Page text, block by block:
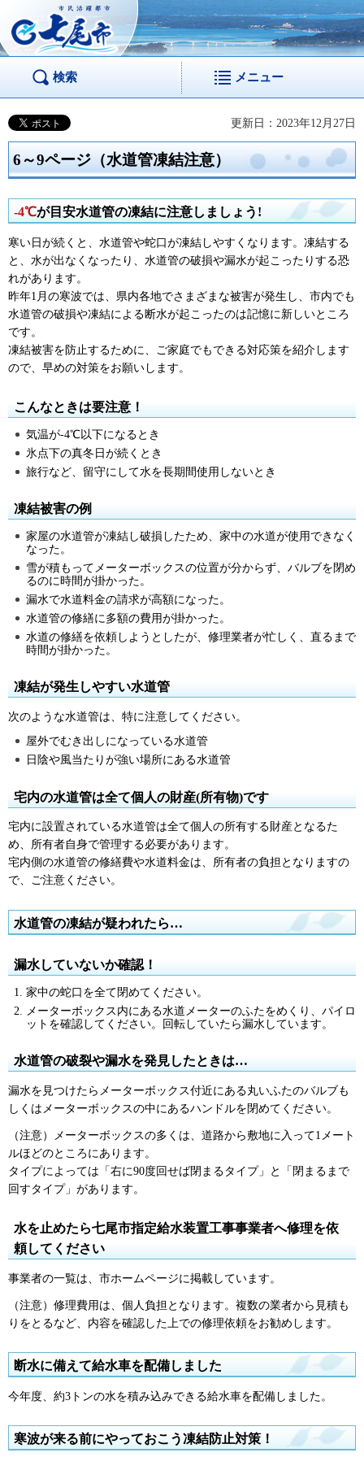
市民活躍都市 七尾
市
検索 メニュー
更新日：2023年12月27日
6～9ページ（水道管凍結注意）
-4℃が目安水道管の凍結に注意しましょう!
寒い日が続くと、水道管や蛇口が凍結しやすくなります。凍結する
と、水が出なくなったり、水道管の破損や漏水が起こったりする恐
れがあります。
昨年1月の寒波では、県内各地でさまざまな被害が発生し、市内でも
水道管の破損や凍結による断水が起こったのは記憶に新しいところ
です。
凍結被害を防止するために、ご家庭でもできる対応策を紹介します
ので、早めの対策をお願いします。
こんなときは要注意！
気温が-4℃以下になるとき
氷点下の真冬日が続くとき
旅行など、留守にして水を長期間使用しないとき
凍結被害の例
家屋の水道管が凍結し破損したため、家中の水道が使用できなく
なった。
雪が積もってメーターボックスの位置が分からず、バルブを閉め
るのに時間が掛かった。
漏水で水道料金の請求が高額になった。
水道管の修繕に多額の費用が掛かった。
水道の修繕を依頼しようとしたが、修理業者が忙しく、直るまで
時間が掛かった。
凍結が発生しやすい水道管
次のような水道管は、特に注意してください。
屋外でむき出しになっている水道管
日陰や風当たりが強い場所にある水道管
宅内の水道管は全て個人の財産(所有物)です
宅内に設置されている水道管は全て個人の所有する財産となるた
め、所有者自身で管理する必要があります。
宅内側の水道管の修繕費や水道料金は、所有者の負担となりますの
で、ご注意ください。
水道管の凍結が疑われたら…
漏水していないか確認！
家中の蛇口を全て閉めてください。
メーターボックス内にある水道メーターのふたをめくり、パイロ
ットを確認してください。回転していたら漏水しています。
水道管の破裂や漏水を発見したときは…
漏水を見つけたらメーターボックス付近にある丸いふたのバルブも
しくはメーターボックスの中にあるハンドルを閉めてください。
（注意）メーターボックスの多くは、道路から敷地に入って1メート
ルほどのところにあります。
タイプによっては「右に90度回せば閉まるタイプ」と「閉まるまで
回すタイプ」があります。
水を止めたら七尾市指定給水装置工事事業者へ修理を依
頼してください
事業者の一覧は、市ホームページに掲載しています。
（注意）修理費用は、個人負担となります。複数の業者から見積も
りをとるなど、内容を確認した上での修理依頼をお勧めします。
断水に備えて給水車を配備しました
今年度、約3トンの水を積み込みできる給水車を配備しました。
寒波が来る前にやっておこう凍結防止対策！